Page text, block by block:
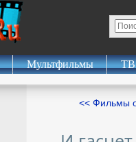
Мультфильмы ТВ
<< Фильмы